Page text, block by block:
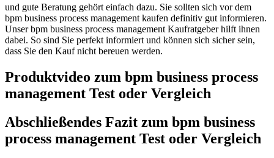
und gute Beratung gehört einfach dazu. Sie sollten sich vor dem
bpm business process management kaufen definitiv gut informieren.
Unser bpm business process management Kaufratgeber hilft ihnen
dabei. So sind Sie perfekt informiert und können sich sicher sein,
dass Sie den Kauf nicht bereuen werden.
Produktvideo zum bpm business process
management Test oder Vergleich
Abschließendes Fazit zum bpm business
process management Test oder Vergleich